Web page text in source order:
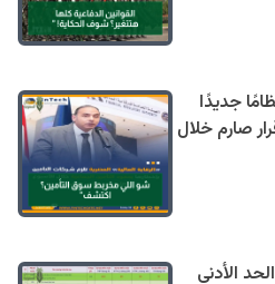
جديدًا
صارم خلال
الأدنى